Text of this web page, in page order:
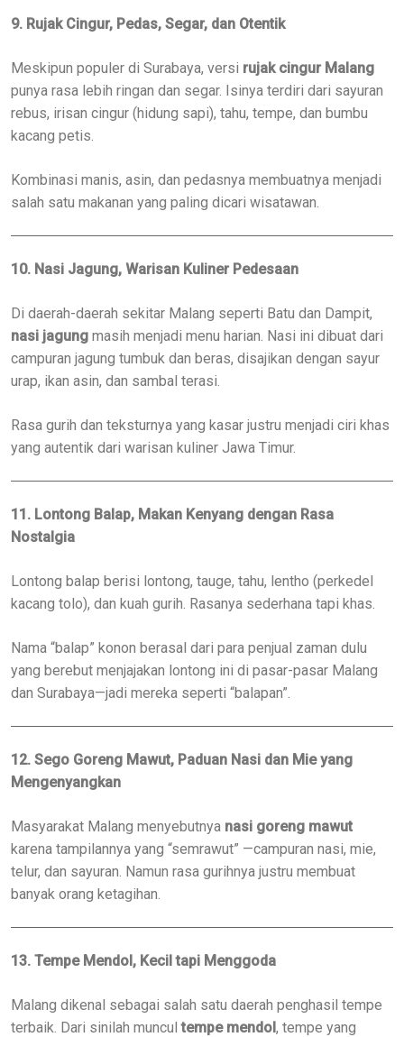
9. Rujak Cingur, Pedas, Segar, dan Otentik
Meskipun populer di Surabaya, versi rujak cingur Malang
punya rasa lebih ringan dan segar. Isinya terdiri dari sayuran
rebus, irisan cingur (hidung sapi), tahu, tempe, dan bumbu
kacang petis.
Kombinasi manis, asin, dan pedasnya membuatnya menjadi
salah satu makanan yang paling dicari wisatawan.
10. Nasi Jagung, Warisan Kuliner Pedesaan
Di daerah-daerah sekitar Malang seperti Batu dan Dampit,
nasi jagung masih menjadi menu harian. Nasi ini dibuat dari
campuran jagung tumbuk dan beras, disajikan dengan sayur
urap, ikan asin, dan sambal terasi.
Rasa gurih dan teksturnya yang kasar justru menjadi ciri khas
yang autentik dari warisan kuliner Jawa Timur.
11. Lontong Balap, Makan Kenyang dengan Rasa
Nostalgia
Lontong balap berisi lontong, tauge, tahu, lentho (perkedel
kacang tolo), dan kuah gurih. Rasanya sederhana tapi khas.
Nama “balap” konon berasal dari para penjual zaman dulu
yang berebut menjajakan lontong ini di pasar-pasar Malang
dan Surabaya—jadi mereka seperti “balapan”.
12. Sego Goreng Mawut, Paduan Nasi dan Mie yang
Mengenyangkan
Masyarakat Malang menyebutnya nasi goreng mawut
karena tampilannya yang “semrawut” —campuran nasi, mie,
telur, dan sayuran. Namun rasa gurihnya justru membuat
banyak orang ketagihan.
13. Tempe Mendol, Kecil tapi Menggoda
Malang dikenal sebagai salah satu daerah penghasil tempe
terbaik. Dari sinilah muncultempe mendol, tempe yang